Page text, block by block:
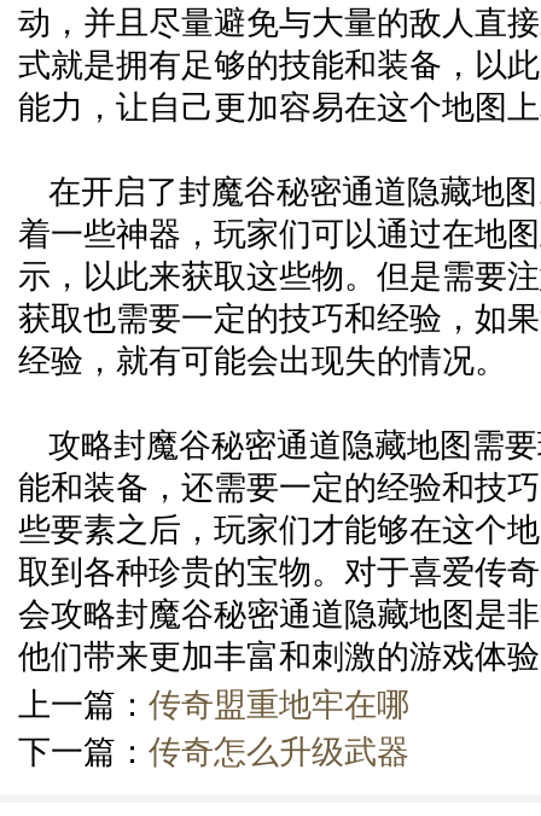
动，并且尽量避免与大量的敌人直
式就是拥有足够的技能和装备，以
能力，让自己更加容易在这个地图
在开启了封魔谷秘密通道隐藏地
着一些神器，玩家们可以通过在地
示，以此来获取这些物。但是需要
获取也需要一定的技巧和经验，如
经验，就有可能会出现失的情况。
攻略封魔谷秘密通道隐藏地图需
能和装备，还需要一定的经验和技
些要素之后，玩家们才能够在这个
取到各种珍贵的宝物。对于喜爱传
会攻略封魔谷秘密通道隐藏地图是
他们带来更加丰富和刺激的游戏体
上一篇： 传奇盟重地牢在哪
下一篇： 传奇怎么升级武器